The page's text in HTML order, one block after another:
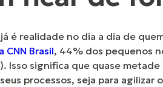
é realidade no dia a dia de
CNN Brasil, 44% dos pequenos
Isso significa que quase
processos, seja para agilizar